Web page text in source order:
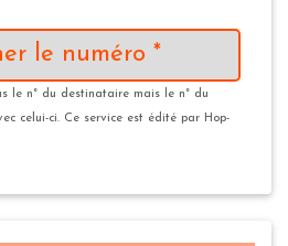
le numéro *
le n° du destinataire mais le n° du
celui-ci. Ce service est édité par Hop-